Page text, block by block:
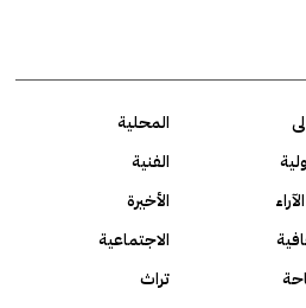
المحلية
الفنية
الأخيرة
الاجتماعية
تراث